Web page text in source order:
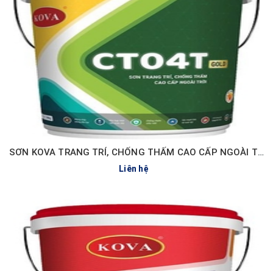
SƠN KOVA TRANG TRÍ, CHỐNG THẤM CAO CẤP NGOÀI TRỜI CT04T-GOLD
Liên hệ